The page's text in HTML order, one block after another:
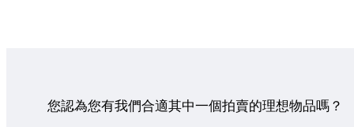
您認為您有我們合適其中一個拍賣的理想物品嗎？